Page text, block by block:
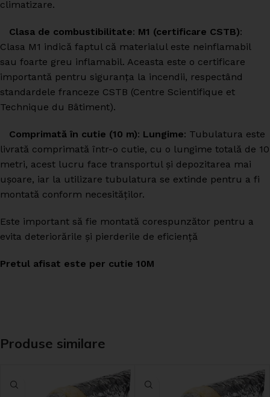
climatizare.
Clasa de combustibilitate: M1 (certificare CSTB):
Clasa M1 indică faptul că materialul este neinflamabil
sau foarte greu inflamabil. Aceasta este o certificare
importantă pentru siguranța la incendii, respectând
standardele franceze CSTB (Centre Scientifique et
Technique du Bâtiment).
Comprimată în cutie (10 m): Lungime: Tubulatura este
livrată comprimată într-o cutie, cu o lungime totală de 10
metri, acest lucru face transportul și depozitarea mai
ușoare, iar la utilizare tubulatura se extinde pentru a fi
montată conform necesităților.
Este important să fie montată corespunzător pentru a
evita deteriorările și pierderile de eficiență
Pretul afisat este per cutie 10M
Produse similare